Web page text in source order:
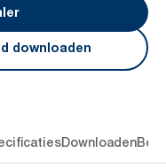
downloaden
Downloaden